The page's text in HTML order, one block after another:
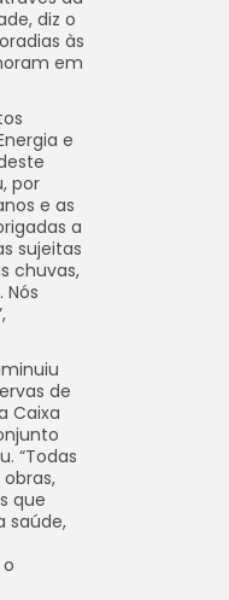
diz o
às
em
e
por
e as
a
sujeitas
chuvas,
de
Caixa
“Todas
que
saúde,